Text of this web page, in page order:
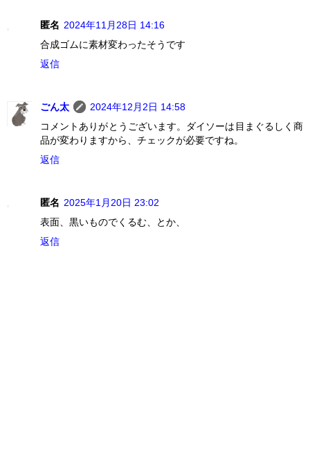
匿名 2024年11月28日 14:16
合成ゴムに素材変わったそうです
返信
ごん太
2024年12月2日 14:58
コメントありがとうございます。ダイソーは目まぐるしく商
品が変わりますから、チェックが必要ですね。
返信
匿名 2025年1月20日 23:02
表面、黒いものでくるむ、とか、
返信